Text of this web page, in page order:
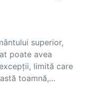
superior,
poate avea
limită care
toamnă,…